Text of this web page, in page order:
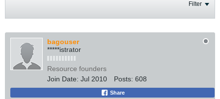
Filter
bagouser
*****istrator
Resource founders
Join Date: Jul 2010 Posts: 608
Share